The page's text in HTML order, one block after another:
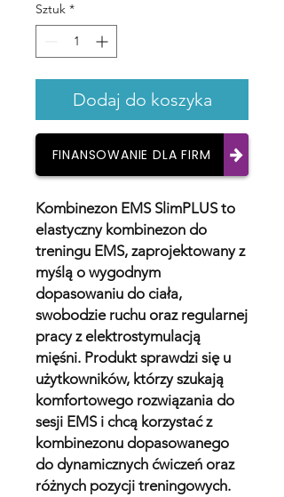
Sztuk *
Dodaj do koszyka
FINANSOWANIE DLA FIRM
Kombinezon EMS SlimPLUS to
elastyczny kombinezon do
treningu EMS, zaprojektowany z
myślą o wygodnym
dopasowaniu do ciała,
swobodzie ruchu oraz regularnej
pracy z elektrostymulacją
mięśni. Produkt sprawdzi się u
użytkowników, którzy szukają
komfortowego rozwiązania do
sesji EMS i chcą korzystać z
kombinezonu dopasowanego
do dynamicznych ćwiczeń oraz
różnych pozycji treningowych.